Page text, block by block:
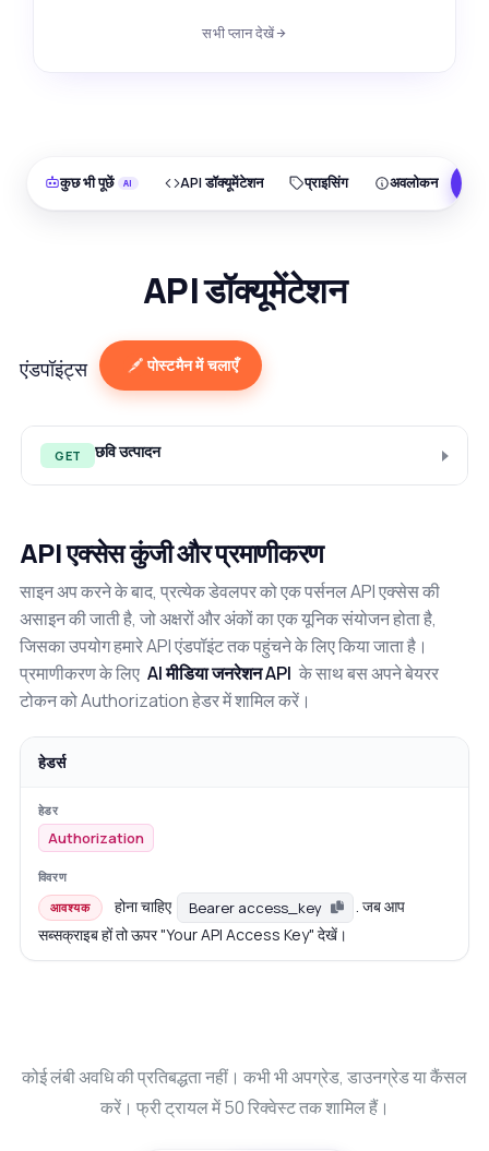
सभी प्लान देखें
कुछ भी पूछें API डॉक्यूमेंटेशन प्राइसिंग अवलोकन
API डॉक्यूमेंटेशन
एंडपॉइंट्स पोस्टमैन में चलाएँ
GET छवि उत्पादन
API एक्सेस कुंजी और प्रमाणीकरण
साइन अप करने के बाद, प्रत्येक डेवलपर को एक पर्सनल API एक्सेस की
असाइन की जाती है, जो अक्षरों और अंकों का एक यूनिक संयोजन होता है,
जिसका उपयोग हमारे API एंडपॉइंट तक पहुंचने के लिए किया जाता है।
प्रमाणीकरण के लिए AI मीडिया जनरेशन API के साथ बस अपने बेयरर
टोकन को Authorization हेडर में शामिल करें।
हेडर्स
Authorization
आवश्यक होना चाहिए Bearer access_key
. जब आप
सब्सक्राइब हों तो ऊपर "Your API Access Key" देखें।
कोई लंबी अवधि की प्रतिबद्धता नहीं। कभी भी अपग्रेड, डाउनग्रेड या कैंसल
करें। फ्री ट्रायल में 50 रिक्वेस्ट तक शामिल हैं।